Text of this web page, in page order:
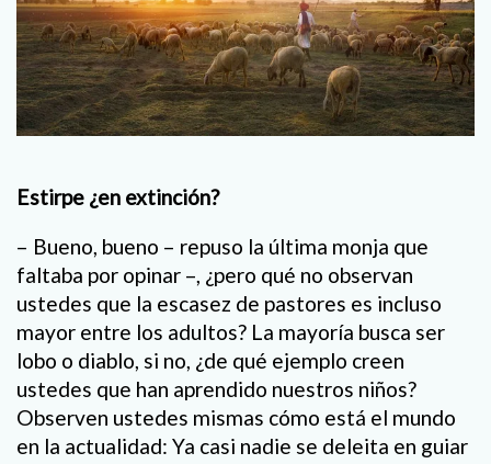
Estirpe ¿en extinción?
– Bueno, bueno – repuso la última monja que
faltaba por opinar –, ¿pero qué no observan
ustedes que la escasez de pastores es incluso
mayor entre los adultos? La mayoría busca ser
lobo o diablo, si no, ¿de qué ejemplo creen
ustedes que han aprendido nuestros niños?
Observen ustedes mismas cómo está el mundo
en la actualidad: Ya casi nadie se deleita en guiar